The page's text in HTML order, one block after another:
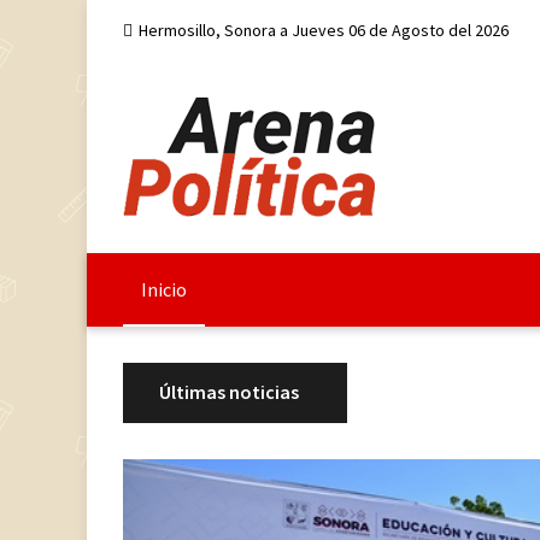
Hermosillo, Sonora a Jueves 06 de Agosto del 2026
Inicio
Últimas noticias